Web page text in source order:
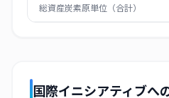
総資産炭素原単位（合計）
国際イニシアティブへ